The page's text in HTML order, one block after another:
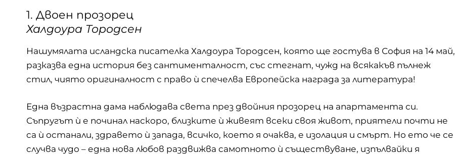
1. Двоен прозорец
Халдоура Тородсен
Нашумялата исландска писателка Халдоура Тородсен, която ще гостува в София на 14 май,
разказва една история без сантименталност, със стегнат, чужд на всякакъв пълнеж
стил, чиято оригиналност с право ѝ спечелва Европейска награда за литература!
Една възрастна дама наблюдава света през двойния прозорец на апартамента си.
Съпругът ѝ е починал наскоро, близките ѝ живеят всеки своя живот, приятели почти не
са ѝ останали, здравето ѝ запада, всичко, което я очаква, е изолация и смърт. Но ето че се
случва чудо – една нова любов раздвижва самотното ѝ съществуване, изпълвайки я